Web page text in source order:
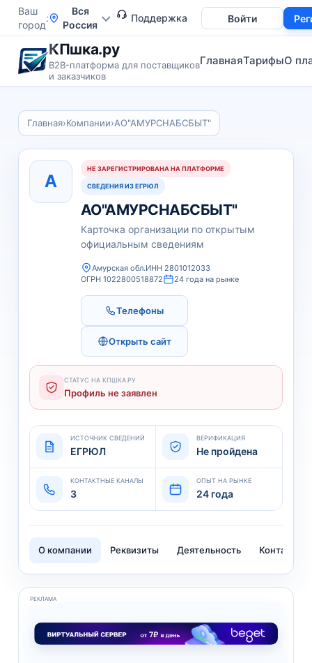
Ваш
город
Вся
Россия
Войти
Поддержка
КПшка.ру
B2B-платформа для поставщиков
и заказчиков
ГлавнаяТарифыО
Главная›Компании›АО"АМУРСНАБСБЫТ"
А
НЕ ЗАРЕГИСТРИРОВАНА НА ПЛАТФОРМЕ
СВЕДЕНИЯ ИЗ ЕГРЮЛ
АО"АМУРСНАБСБЫТ"
Карточка организации по открытым
официальным сведениям
Амурская обл.ИНН 2801012033
ОГРН 1022800518872
24 года на рынке
Телефоны
Открыть сайт
СТАТУС НА КПШКА.РУ
Профиль не заявлен
ИСТОЧНИК СВЕДЕНИЙ
ЕГРЮЛ
ВЕРИФИКАЦИЯ
Не пройдена
КОНТАКТНЫЕ КАНАЛЫ
3
ОПЫТ НА РЫНКЕ
24 года
О компании Реквизиты Деятельность Контакты
РЕКЛАМА